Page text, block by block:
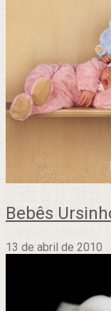
Bebês
13 de abril de 2010